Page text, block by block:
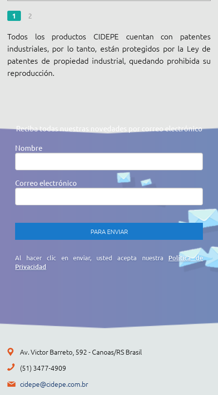
1 2
Todos los productos CIDEPE cuentan con patentes
industriales, por lo tanto, están protegidos por la Ley de
patentes de propiedad industrial, quedando prohibida su
reproducción.
Reciba todas nuestras novedades por correo electrónico
Nombre
Correo electrónico
Al hacer clic en enviar, usted acepta nuestra Política de
Privacidad
Av. Victor Barreto, 592 - Canoas/RS Brasil
(51) 3477-4909
cidepe@cidepe.com.br